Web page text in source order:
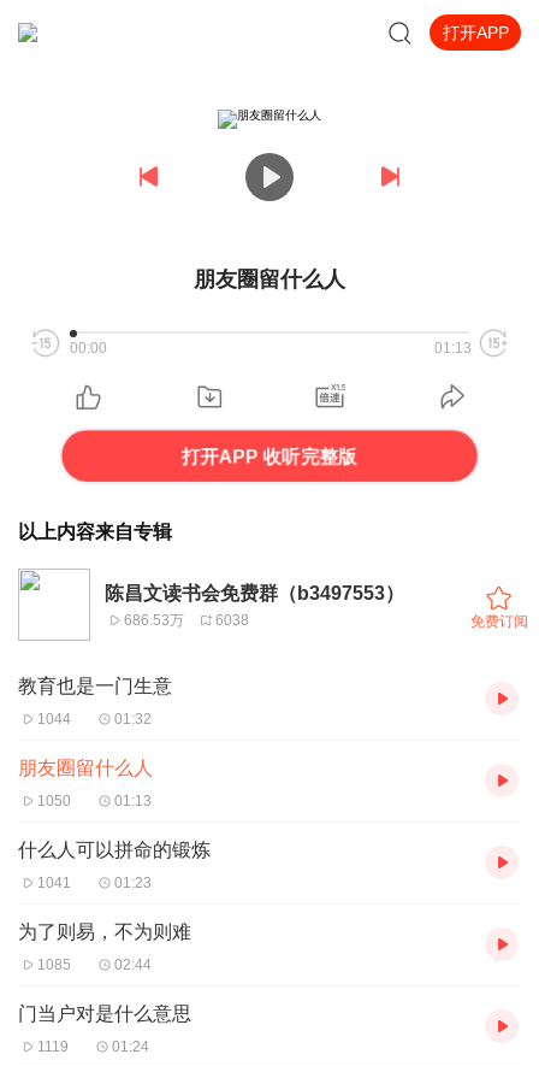
打开APP
朋友圈留什么人
00:00 01:13
打开APP 收听完整版
以上内容来自专辑
陈昌文读书会免费群（b3497553）
686.53万 6038 免费订阅
教育也是一门生意
1044 01:32
朋友圈留什么人
1050 01:13
什么人可以拼命的锻炼
1041 01:23
为了则易，不为则难
1085 02:44
门当户对是什么意思
1119 01:24